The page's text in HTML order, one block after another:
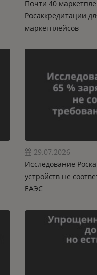
Почти 40
Росаккредитации
маркетплейсов
29.07.2026
Исследование
устройств не
ЕАЭС